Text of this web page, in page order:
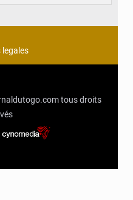
legales
tous droits